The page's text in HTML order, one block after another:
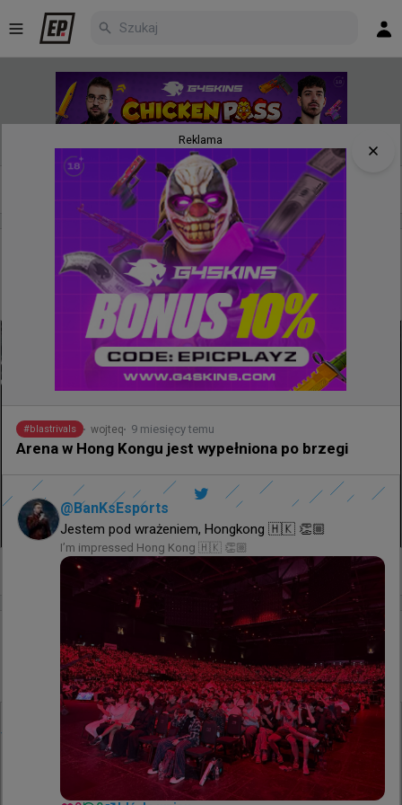
Najpopularniejsze Poczekalnia
summit1g TombStone godzinę temu
summit1g udowodnił, ze 1G można zrobić każdym
granatem w CS2
TombStone godzinę temu
FACEIT wydłużył czas na komunikację z rywalami w
przerwie meczu
FACEITcs
Czas na komunikację głosową w przerwie wydłużył się
dwukrotnie, z 8 do 16 sekund.
Reklama
#blastrivals wojteq 9 miesięcy temu
Arena w Hong Kongu jest wypełniona po brzegi
@ BanKsEsports
Jestem pod wrażeniem, Hongkong 🇭🇰 👏🏼
I’m impressed Hong Kong 🇭🇰 👏🏼